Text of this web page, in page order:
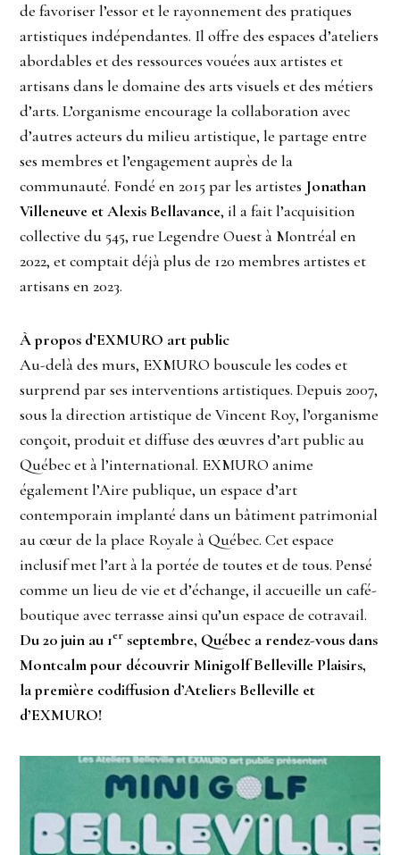
de favoriser l’essor et le rayonnement des pratiques
artistiques indépendantes. Il offre des espaces d’ateliers
abordables et des ressources vouées aux artistes et
artisans dans le domaine des arts visuels et des métiers
d’arts. L’organisme encourage la collaboration avec
d’autres acteurs du milieu artistique, le partage entre
ses membres et l’engagement auprès de la
communauté. Fondé en 2015 par les artistes Jonathan
Villeneuve et Alexis Bellavance, il a fait l’acquisition
collective du 545, rue Legendre Ouest à Montréal en
2022, et comptait déjà plus de 120 membres artistes et
artisans en 2023.
À propos d’EXMURO art public
Au-delà des murs, EXMURO bouscule les codes et
surprend par ses interventions artistiques. Depuis 2007,
sous la direction artistique de Vincent Roy, l’organisme
conçoit, produit et diffuse des œuvres d’art public au
Québec et à l’international. EXMURO anime
également l’Aire publique, un espace d’art
contemporain implanté dans un bâtiment patrimonial
au cœur de la place Royale à Québec. Cet espace
inclusif met l’art à la portée de toutes et de tous. Pensé
comme un lieu de vie et d’échange, il accueille un café-
boutique avec terrasse ainsi qu’un espace de cotravail.
Du 20 juin au 1er septembre, Québec a rendez-vous dans
Montcalm pour découvrir Minigolf Belleville Plaisirs,
la première codiffusion d’Ateliers Belleville et
d’EXMURO!